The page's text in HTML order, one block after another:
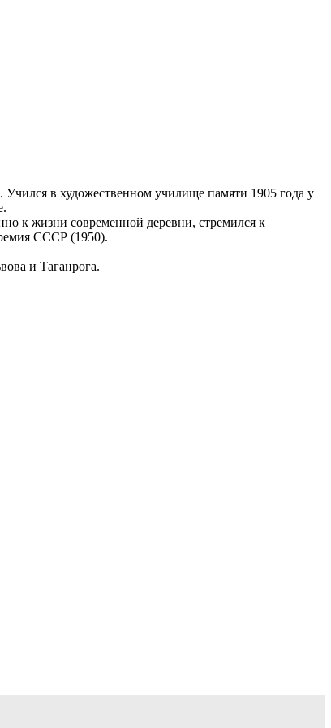
в художественном училище памяти 1905 года у
к жизни современной деревни, стремился к
СССР (1950).
и Таганрога.